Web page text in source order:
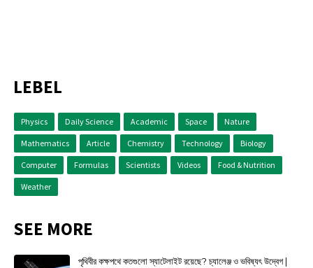
LEBEL
Physics Daily Science Academic Space Nature
Mathematics Article Chemistry Technology Biology
Computer Formulas Scientists Videos Food & Nutrition
Weather
SEE MORE
পৃথিবীর কক্ষপথে কতগুলো স্যাটেলাইট রয়েছে? চ্যালেঞ্জ ও ভবিষ্যৎ উদ্বেগ |